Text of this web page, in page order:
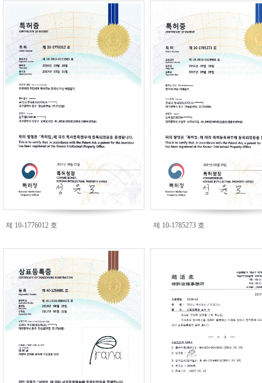
제 10-1776012 호 제 10-1785273 호